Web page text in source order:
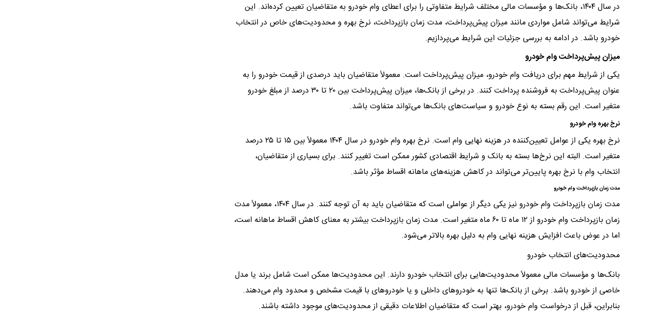
در سال ۱۴۰۴، بانک‌ها و مؤسسات مالی مختلف شرایط متفاوتی را برای اعطای وام خودرو به متقاضیان تعیین کرده‌اند. این
شرایط می‌تواند شامل مواردی مانند میزان پیش‌پرداخت، مدت زمان بازپرداخت، نرخ بهره و محدودیت‌های خاص در انتخاب
خودرو باشد. در ادامه به بررسی جزئیات این شرایط می‌پردازیم.
میزان پیش‌پرداخت وام خودرو
یکی از شرایط مهم برای دریافت وام خودرو، میزان پیش‌پرداخت است. معمولاً متقاضیان باید درصدی از قیمت خودرو را به
عنوان پیش‌پرداخت به فروشنده پرداخت کنند. در برخی از بانک‌ها، میزان پیش‌پرداخت بین ۲۰ تا ۳۰ درصد از مبلغ خودرو
متغیر است. این رقم بسته به نوع خودرو و سیاست‌های بانک‌ها می‌تواند متفاوت باشد.
نرخ بهره وام خودرو
نرخ بهره یکی از عوامل تعیین‌کننده در هزینه نهایی وام است. نرخ بهره وام خودرو در سال ۱۴۰۴ معمولاً بین ۱۵ تا ۲۵ درصد
متغیر است. البته این نرخ‌ها بسته به بانک و شرایط اقتصادی کشور ممکن است تغییر کنند. برای بسیاری از متقاضیان،
انتخاب وام با نرخ بهره پایین‌تر می‌تواند در کاهش هزینه‌های ماهانه اقساط مؤثر باشد.
مدت زمان بازپرداخت وام خودرو
مدت زمان بازپرداخت وام خودرو نیز یکی دیگر از عواملی است که متقاضیان باید به آن توجه کنند. در سال ۱۴۰۴، معمولاً مدت
زمان بازپرداخت وام خودرو از ۱۲ ماه تا ۶۰ ماه متغیر است. مدت زمان بازپرداخت بیشتر به معنای کاهش اقساط ماهانه است،
اما در عوض باعث افزایش هزینه نهایی وام به دلیل بهره بالاتر می‌شود.
محدودیت‌های انتخاب خودرو
بانک‌ها و مؤسسات مالی معمولاً محدودیت‌هایی برای انتخاب خودرو دارند. این محدودیت‌ها ممکن است شامل برند یا مدل
خاصی از خودرو باشد. برخی از بانک‌ها تنها به خودروهای داخلی و یا خودروهای با قیمت مشخص و محدود وام می‌دهند.
بنابراین، قبل از درخواست وام خودرو، بهتر است که متقاضیان اطلاعات دقیقی از محدودیت‌های موجود داشته باشند.